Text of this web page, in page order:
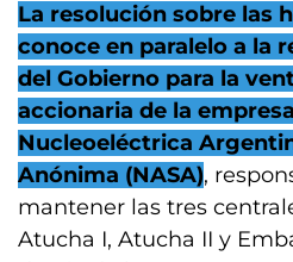
La resolución sobre las
conoce en paralelo a la
del Gobierno para la
accionaria de la
Nucleoeléctrica
Anónima (NASA),
mantener las tres
Atucha I, Atucha II y